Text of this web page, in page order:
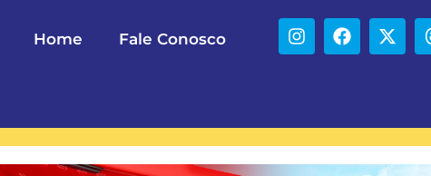
Home Fale Conosco